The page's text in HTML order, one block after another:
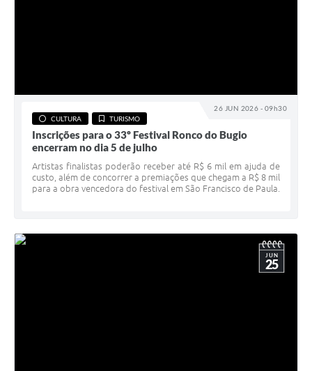
26 JUN 2026 - 09h30
CULTURA TURISMO
Inscrições para o 33º Festival Ronco do Bugio
encerram no dia 5 de julho
Artistas finalistas poderão receber até R$ 6 mil em ajuda de
custo, além de concorrer a premiações que chegam a R$ 8 mil
para a obra vencedora do festival em São Francisco de Paula.
JUN
25